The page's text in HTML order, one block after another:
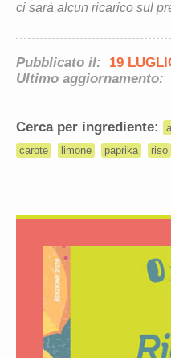
ci sarà alcun ricarico sul
Pubblicato il:
19
Ultimo aggiornamento:
Cerca per ingrediente:
carote
limone paprika riso